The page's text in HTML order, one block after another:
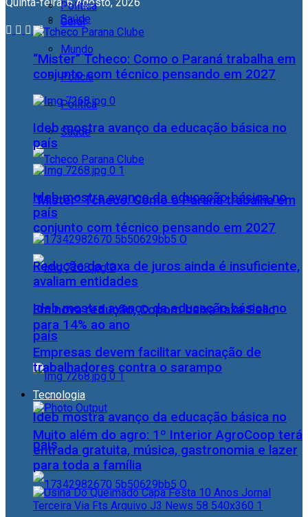
Geral
Mundo
Polícia
Política
Saúde
“Mister” Tcheco: Como o Paraná trabalha em
conjunto com técnico pensando em 2027
Ideb mostra avanço da educação básica no
país
Ideb mostra avanço da educação básica no
país
Política
Saúde
“Mister” Tcheco: Como o Paraná trabalha em
conjunto com técnico pensando em 2027
Ideb mostra avanço da educação básica no
país
Ideb mostra avanço da educação básica no
país
Redução da taxa de juros ainda é insuficiente,
avaliam entidades
Em nova redução, Copom baixa taxa Selic
para 14% ao ano
Empresas devem facilitar vacinação de
trabalhadores contra o sarampo
Tecnologia
Muito além do agro: 1º Interior AgroCoop terá
entrada gratuita, música, gastronomia e lazer
para toda a família